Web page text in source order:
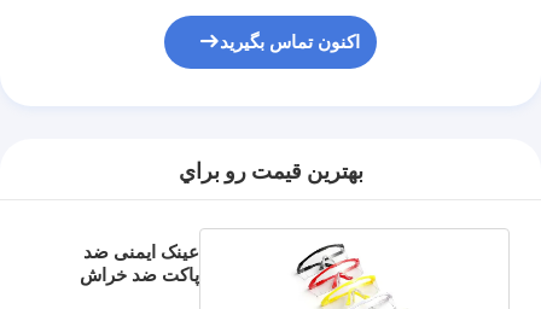
اکنون تماس بگیرید
بهترين قيمت رو براي
عینک ایمنی ضد
پاکت ضد خراش